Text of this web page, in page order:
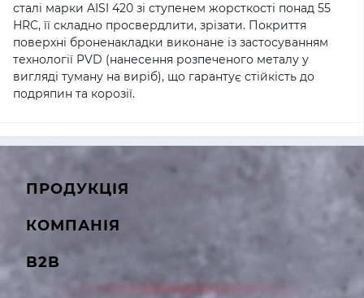
сталі марки AISI 420 зі ступенем жорсткості понад 55
HRC, її складно просвердлити, зрізати. Покриття
поверхні броненакладки виконане із застосуванням
технології PVD (нанесення розпеченого металу у
вигляді туману на виріб), що гарантує стійкість до
подряпин та корозії.
ПРОДУКЦІЯ
КОМПАНІЯ
B2B